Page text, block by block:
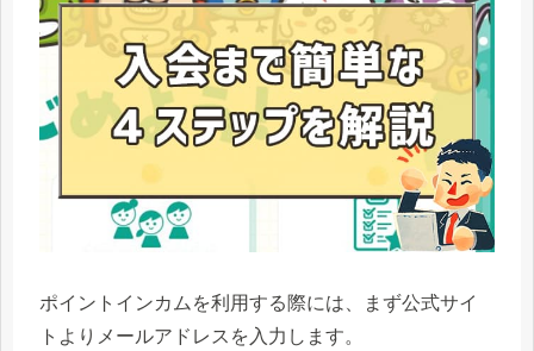
ポイントインカムを利用する際には、まず公式サイ
トよりメールアドレスを入力します。